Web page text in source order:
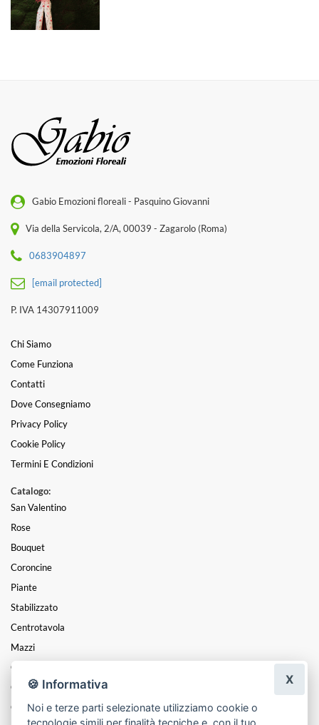
Gabio Emozioni floreali - Pasquino Giovanni
Via della Servicola, 2/A, 00039 - Zagarolo (Roma)
0683904897
[email protected]
P. IVA 14307911009
Chi Siamo
Come Funziona
Contatti
Dove Consegniamo
Privacy Policy
Cookie Policy
Termini E Condizioni
Catalogo:
San Valentino
Rose
Bouquet
Coroncine
Piante
Stabilizzato
Centrotavola
Mazzi
Composizioni
Cesti
Cuori
🍪 Informativa
Noi e terze parti selezionate utilizziamo cookie o
tecnologie simili per finalità tecniche e, con il tuo
X